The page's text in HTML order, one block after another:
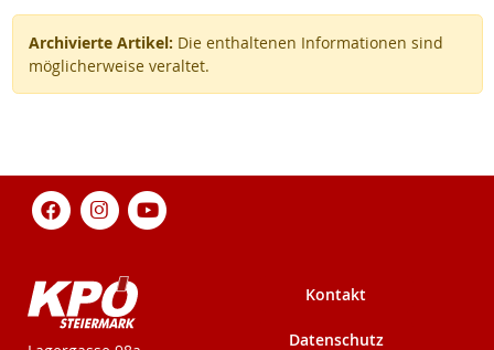
Archivierte Artikel: Die enthaltenen Informationen sind
möglicherweise veraltet.
Kontakt
Datenschutz